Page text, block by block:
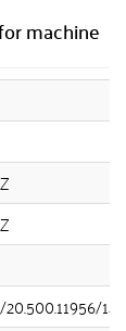
machine